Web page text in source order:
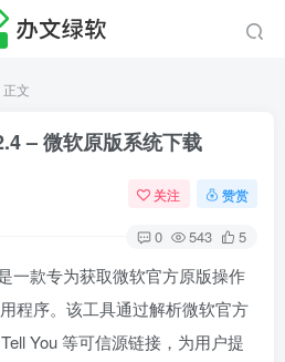
正文
– 微软原版系统下载
关注 赞赏
0 543 5
一款专为获取微软官方原版操作
程序。该工具通过解析微软官方
You 等可信源链接，为用户提